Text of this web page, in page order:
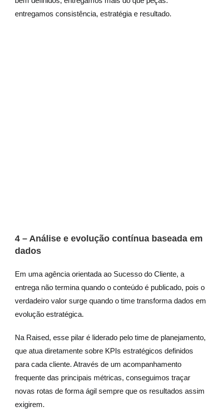
entregamos consistência, estratégia e resultado.
4 – Análise e evolução contínua baseada em
dados
Em uma agência orientada ao Sucesso do Cliente, a
entrega não termina quando o conteúdo é publicado, pois o
verdadeiro valor surge quando o time transforma dados em
evolução estratégica.
Na Raised, esse pilar é liderado pelo time de planejamento,
que atua diretamente sobre KPIs estratégicos definidos
para cada cliente. Através de um acompanhamento
frequente das principais métricas, conseguimos traçar
novas rotas de forma ágil sempre que os resultados assim
exigirem.